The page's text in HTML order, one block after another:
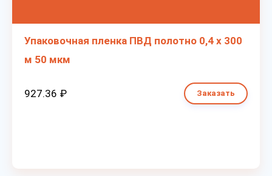
Упаковочная пленка ПВД полотно 0,4 х 300
м 50 мкм
927.36 ₽ Заказать